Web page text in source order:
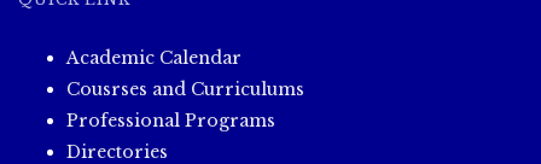
Academic Calendar
Cousrses and Curriculums
Professional Programs
Directories